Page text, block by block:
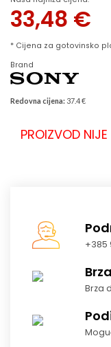
33,48 €
* Cijena za gotovinsko
Brand
Redovna cijena: 37.4 €
PROIZVOD
+385
Brza